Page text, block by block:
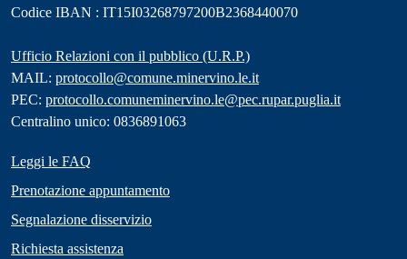
Codice IBAN : IT15I03268797200B2368440070
Ufficio Relazioni con il pubblico (U.R.P.)
MAIL: protocollo@comune.minervino.le.it
PEC: protocollo.comuneminervino.le@pec.rupar.puglia.it
Centralino unico: 0836891063
Leggi le FAQ
Prenotazione appuntamento
Segnalazione disservizio
Richiesta assistenza